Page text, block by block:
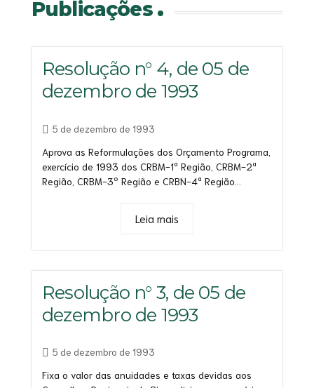
Publicações
Resolução n° 4, de 05 de
dezembro de 1993
5 de dezembro de 1993
Aprova as Reformulações dos Orçamento Programa,
exercício de 1993 dos CRBM-1ª Região, CRBM-2ª
Região, CRBM-3º Região e CRBN-4ª Região...
Leia mais
Resolução n° 3, de 05 de
dezembro de 1993
5 de dezembro de 1993
Fixa o valor das anuidades e taxas devidas aos